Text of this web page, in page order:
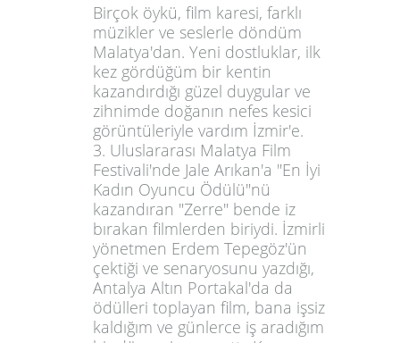
Birçok öykü, film karesi, farklı
müzikler ve seslerle döndüm
Malatya'dan. Yeni dostluklar, ilk
kez gördüğüm bir kentin
kazandırdığı güzel duygular ve
zihnimde doğanın nefes kesici
görüntüleriyle vardım İzmir'e.
3. Uluslararası Malatya Film
Festivali'nde Jale Arıkan'a "En İyi
Kadın Oyuncu Ödülü"nü
kazandıran "Zerre" bende iz
bırakan filmlerden biriydi. İzmirli
yönetmen Erdem Tepegöz'ün
çektiği ve senaryosunu yazdığı,
Antalya Altın Portakal'da da
ödülleri toplayan film, bana işsiz
kaldığım ve günlerce iş aradığım